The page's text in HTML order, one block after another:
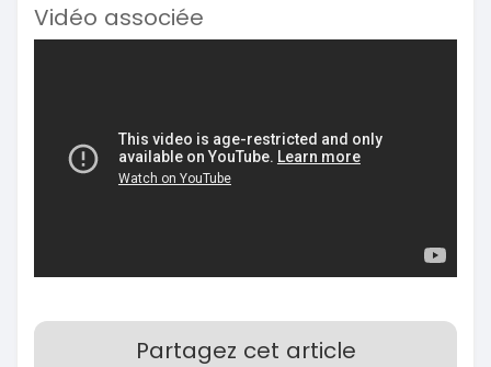
Vidéo associée
Partagez cet article